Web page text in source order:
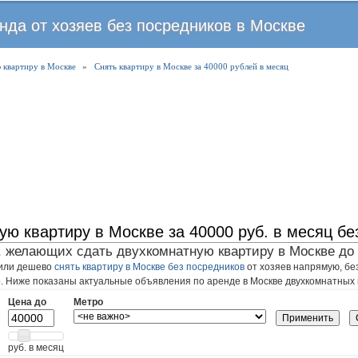
к
основному
содержанию
от хозяев без посредников в Москве
в Москве » Снять квартиру в Москве за 40000 рублей в месяц
квартиру в Москве за 40000 руб. в месяц
сдать двухкомнатную квартиру в Москве
дешево снять квартиру в Москве без посредников от хозяев напрямую,
Ниже показаны актуальные объявления по аренде в Москве
Цена до
руб. в месяц
Метро